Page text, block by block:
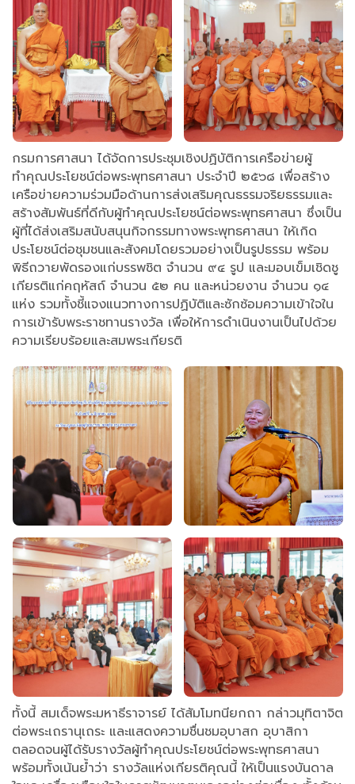
กรมการศาสนา ได้จัดการประชุมเชิงปฏิบัติการเครือข่ายผู้
ทำคุณประโยชน์ต่อพระพุทธศาสนา ประจำปี ๒๕๖๘ เพื่อสร้าง
เครือข่ายความร่วมมือด้านการส่งเสริมคุณธรรมจริยธรรมและ
สร้างสัมพันธ์ที่ดีกับผู้ทำคุณประโยชน์ต่อพระพุทธศาสนา ซึ่งเป็น
ผู้ที่ได้ส่งเสริมสนับสนุนกิจกรรมทางพระพุทธศาสนา ให้เกิด
ประโยชน์ต่อชุมชนและสังคมโดยรวมอย่างเป็นรูปธรรม พร้อม
พิธีถวายพัดรองแก่บรรพชิต จำนวน ๙๔ รูป และมอบเข็มเชิดชู
เกียรติแก่คฤหัสถ์ จำนวน ๕๒ คน และหน่วยงาน จำนวน ๑๔
แห่ง รวมทั้งชี้แจงแนวทางการปฏิบัติและซักซ้อมความเข้าใจใน
การเข้ารับพระราชทานรางวัล เพื่อให้การดำเนินงานเป็นไปด้วย
ความเรียบร้อยและสมพระเกียรติ
ทั้งนี้ สมเด็จพระมหาธีราจารย์ ได้สัมโมทนียกถา กล่าวมุทิตาจิต
ต่อพระเถรานุเถระ และแสดงความชื่นชมอุบาสก อุบาสิกา
ตลอดจนผู้ได้รับรางวัลผู้ทำคุณประโยชน์ต่อพระพุทธศาสนา
พร้อมทั้งเน้นย้ำว่า รางวัลแห่งเกียรติคุณนี้ ให้เป็นแรงบันดาล